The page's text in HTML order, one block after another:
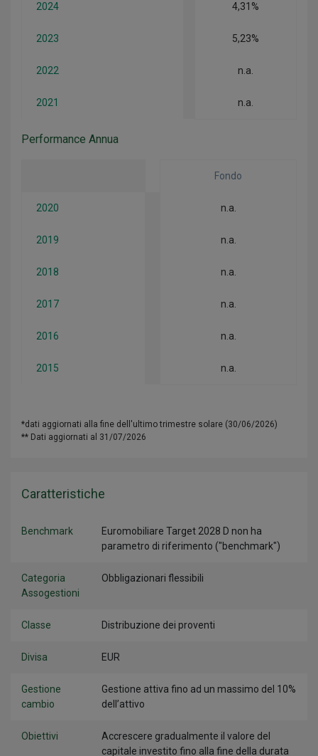
2024 4,31%
2023 5,23%
2022 n.a.
2021 n.a.
Performance Annua
Fondo
2020 n.a.
2019 n.a.
2018 n.a.
2017 n.a.
2016 n.a.
2015 n.a.
*dati aggiornati alla fine dell'ultimo trimestre solare (30/06/2026)
** Dati aggiornati al 31/07/2026
Caratteristiche
Benchmark
Euromobiliare Target 2028 D non ha
parametro di riferimento ("benchmark")
Categoria
Assogestioni
Obbligazionari flessibili
Classe Distribuzione dei proventi
Divisa EUR
Gestione
cambio
Gestione attiva fino ad un massimo del 10%
dell’attivo
Obiettivi
Accrescere gradualmente il valore del
capitale investito fino alla fine della durata